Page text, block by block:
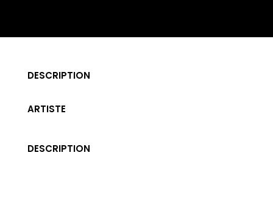
DESCRIPTION
ARTISTE
DESCRIPTION